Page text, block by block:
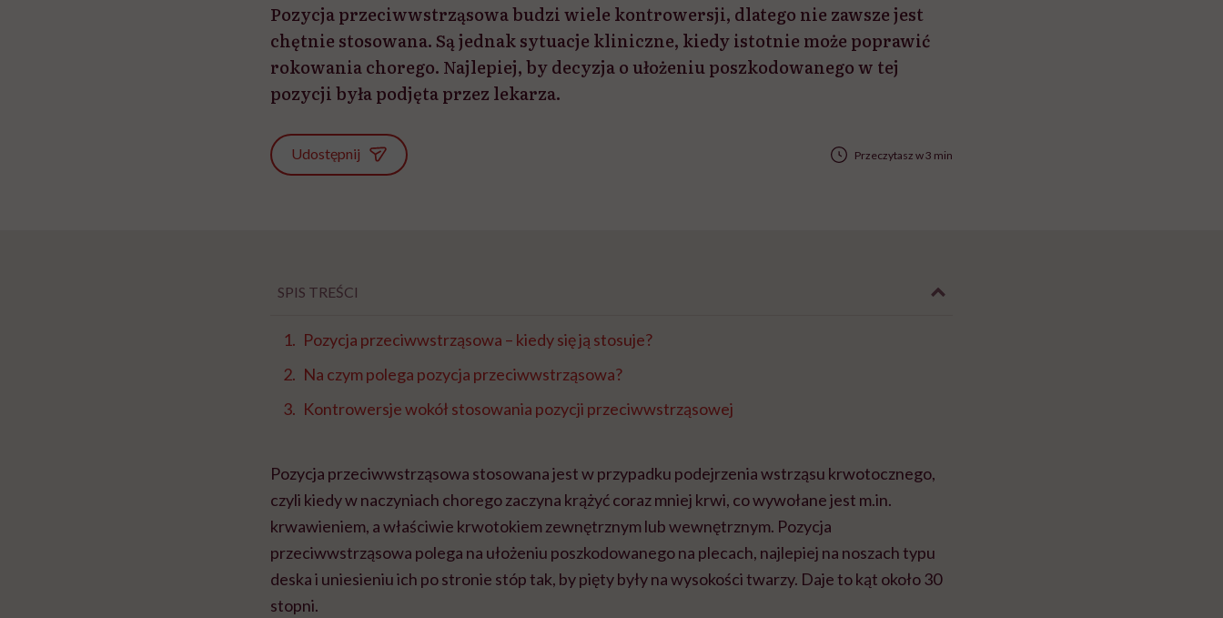
Pozycja przeciwwstrząsowa budzi wiele kontrowersji, dlatego nie zawsze jest
chętnie stosowana. Są jednak sytuacje kliniczne, kiedy istotnie może poprawić
rokowania chorego. Najlepiej, by decyzja o ułożeniu poszkodowanego w tej
pozycji była podjęta przez lekarza.
Udostępnij Przeczytasz w 3 min
SPIS TREŚCI
Pozycja przeciwwstrząsowa – kiedy się ją stosuje?
Na czym polega pozycja przeciwwstrząsowa?
Kontrowersje wokół stosowania pozycji przeciwwstrząsowej
Pozycja przeciwwstrząsowa stosowana jest w przypadku podejrzenia wstrząsu krwotocznego,
czyli kiedy w naczyniach chorego zaczyna krążyć coraz mniej krwi, co wywołane jest m.in.
krwawieniem, a właściwie krwotokiem zewnętrznym lub wewnętrznym. Pozycja
przeciwwstrząsowa polega na ułożeniu poszkodowanego na plecach, najlepiej na noszach typu
deska i uniesieniu ich po stronie stóp tak, by pięty były na wysokości twarzy. Daje to kąt około 30
stopni.